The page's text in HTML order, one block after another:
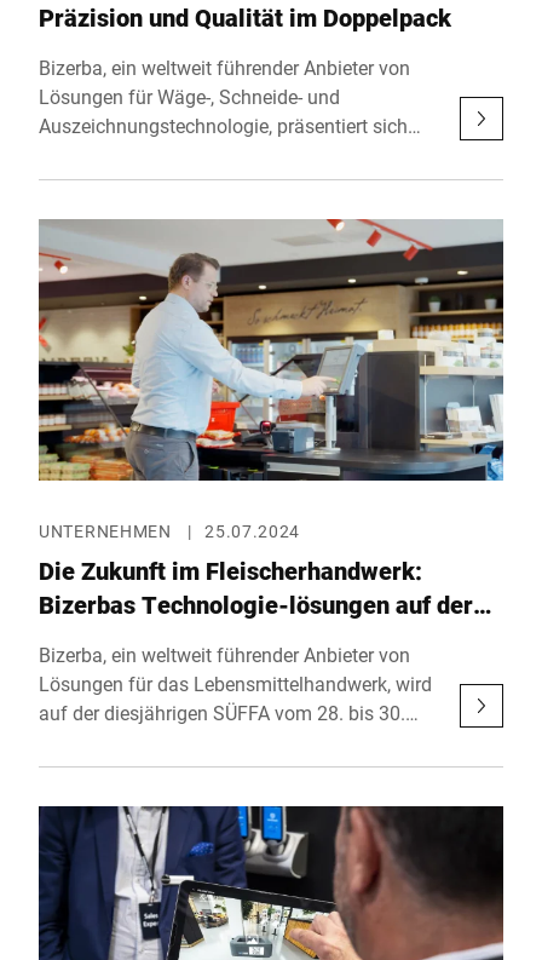
Präzision und Qualität im Doppelpack
Bizerba, ein weltweit führender Anbieter von
Lösungen für Wäge-, Schneide- und
Auszeichnungstechnologie, präsentiert sich
mit zwei Messeständen. Die europäische
Prozesse findet vom 24. bis 26. September
2024 statt und versammelt erneut die
wichtigsten Akteure der Verpackungsindustrie
in Nürnberg.
UNTERNEHMEN | 25.07.2024
Die Zukunft im Fleischerhandwerk:
Bizerbas Technologie-lösungen auf der
Bizerba, ein weltweit führender Anbieter von
Lösungen für das Lebensmittelhandwerk, wird
auf der diesjährigen SÜFFA vom 28. bis 30.
Am Stand D31 in Halle 6 präsentiert Bizerba
Lösungen, die das Metzgerhandwerk
professionell unterstützen und ins digitale
Zeitalter begleiten.